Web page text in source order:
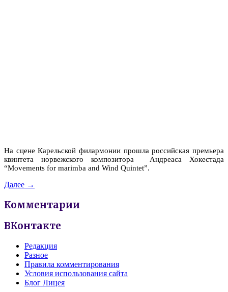
На сцене Карельской филармонии прошла российская премьера
квинтета норвежского композитора Андреаса Хокестада
“Movements for marimba and Wind Quintet”.
Далее →
Комментарии
ВКонтакте
Редакция
Разное
Правила комментирования
Условия использования сайта
Блог Лицея